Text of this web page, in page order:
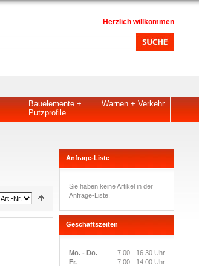
Herzlich willkommen
Bauelemente +
Putzprofile
Warnen + Verkehr
Anfrage-Liste
Sie haben keine Artikel in der
Anfrage-Liste.
Geschäftszeiten
Mo. - Do.
7.00 - 16.30 Uhr
Fr.
7.00 - 14.00 Uhr